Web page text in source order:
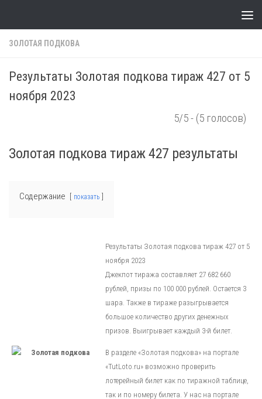
ЗОЛОТАЯ ПОДКОВА
Результаты Золотая подкова тираж 427 от 5
ноября 2023
5/5 - (5 голосов)
Золотая подкова тираж 427 результаты
Содержание показать
Результаты Золотая подкова тираж 427 от 5
ноября 2023
Джекпот тиража составляет 27 682 660
рублей, призы по 100 000 рублей. Остается 3
шара. Также в тираже разыгрывается
большое количество других денежных
призов. Выигрывает каждый 3-й билет.
В разделе «Золотая подкова» на портале
«TutLoto.ru» возможно проверить
лотерейный билет как по тиражной таблице,
так и по номеру билета. У нас на портале